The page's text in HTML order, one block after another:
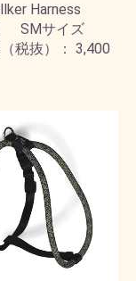
Harness
SMサイズ
税抜）： 3,400